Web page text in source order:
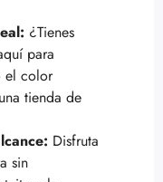
¿Tienes
para
el color
tienda de
Disfruta
sin